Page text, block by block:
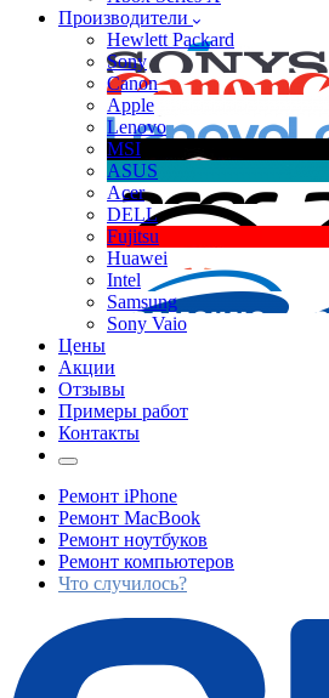
Производители
Hewlett Packard
Sony
Canon
Apple
Lenovo
MSI
ASUS
Acer
DELL
Fujitsu
Huawei
Intel
Samsung
Sony Vaio
Цены
Акции
Отзывы
Примеры работ
Контакты
Ремонт iPhone
Ремонт MacBook
Ремонт ноутбуков
Ремонт компьютеров
Что случилось?